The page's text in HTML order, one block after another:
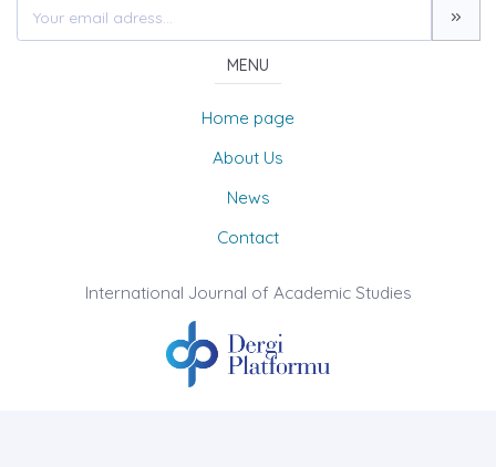
MENU
Home page
About Us
News
Contact
International Journal of Academic Studies